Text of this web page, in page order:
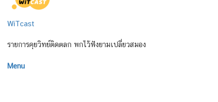
WiTcast
รายการคุยวิทย์ติดตลก พกไว้ฟังยามเปลี่ยวสมอง
Menu